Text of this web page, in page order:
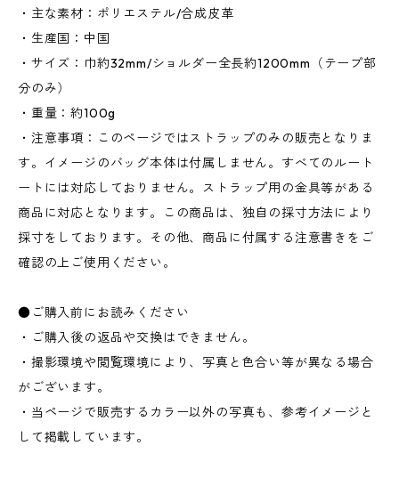
・主な素材：ポリエステル/合成皮革
・生産国：中国
・サイズ：巾約32mm/ショルダー全長約1200mm（テープ部
分のみ）
・重量：約100g
・注意事項：このページではストラップのみの販売となりま
す。イメージのバッグ本体は付属しません。すべてのルート
ートには対応しておりません。ストラップ用の金具等がある
商品に対応となります。この商品は、独自の採寸方法により
採寸をしております。その他、商品に付属する注意書きをご
確認の上ご使用ください。
●ご購入前にお読みください
・ご購入後の返品や交換はできません。
・撮影環境や閲覧環境により、写真と色合い等が異なる場合
がございます。
・当ページで販売するカラー以外の写真も、参考イメージと
して掲載しています。